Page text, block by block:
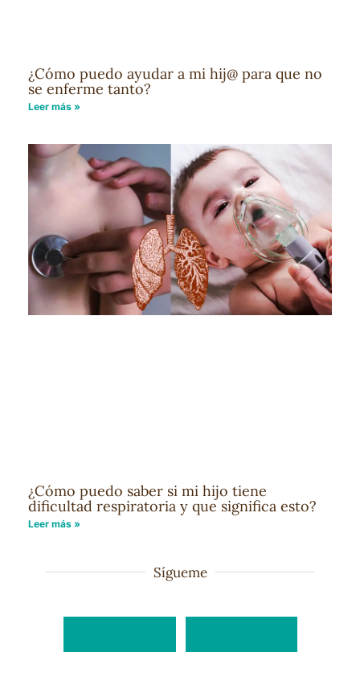
¿Cómo puedo ayudar a mi hij@ para que no
se enferme tanto?
Leer más »
¿Cómo puedo saber si mi hijo tiene
dificultad respiratoria y que significa esto?
Leer más »
Sígueme